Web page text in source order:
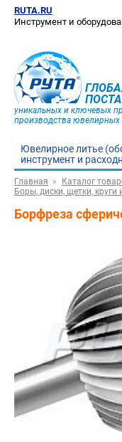
RUTA.RU
Инструмент и
уникальных и ключевых
производства ювелирных
Ювелирное литье
инструмент и
Главная Каталог
Боры, диски, щетки, круги
Борфреза